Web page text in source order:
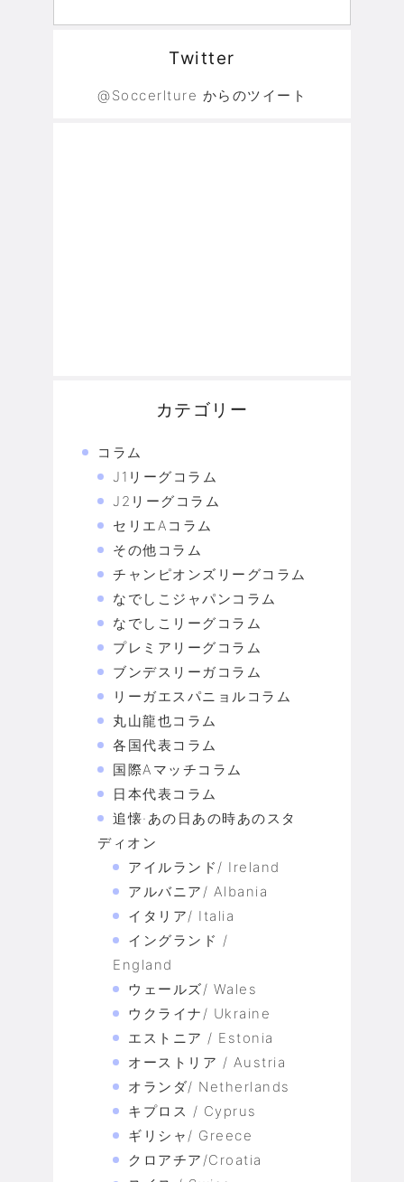
Twitter
@Soccerlture からのツイート
カテゴリー
コラム
J1リーグコラム
J2リーグコラム
セリエAコラム
その他コラム
チャンピオンズリーグコラム
なでしこジャパンコラム
なでしこリーグコラム
プレミアリーグコラム
ブンデスリーガコラム
リーガエスパニョルコラム
丸山龍也コラム
各国代表コラム
国際Aマッチコラム
日本代表コラム
追懐·あの日あの時あのスタ
ディオン
アイルランド/ Ireland
アルバニア/ Albania
イタリア/ Italia
イングランド /
England
ウェールズ/ Wales
ウクライナ/ Ukraine
エストニア / Estonia
オーストリア / Austria
オランダ/ Netherlands
キプロス / Cyprus
ギリシャ/ Greece
クロアチア/Croatia